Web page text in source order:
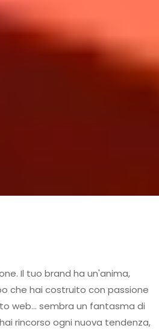
Il tuo brand ha un'anima,
che hai costruito con passione
web… sembra un fantasma di
rincorso ogni nuova tendenza,